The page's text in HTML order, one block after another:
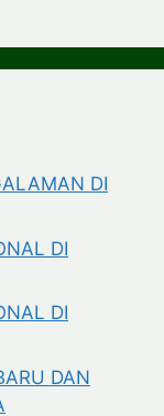
DI
DI
DI
DAN